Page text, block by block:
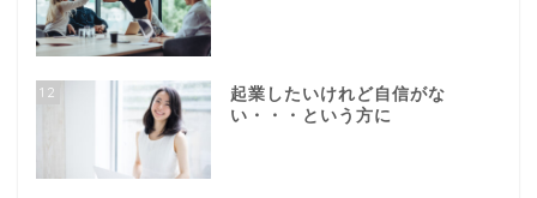
12
起業したいけれど自信がな
い・・・という方に